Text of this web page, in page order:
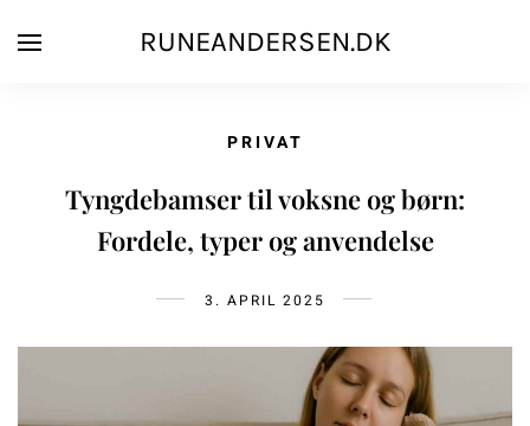
RUNEANDERSEN.DK
PRIVAT
Tyngdebamser til voksne og børn:
Fordele, typer og anvendelse
3. APRIL 2025